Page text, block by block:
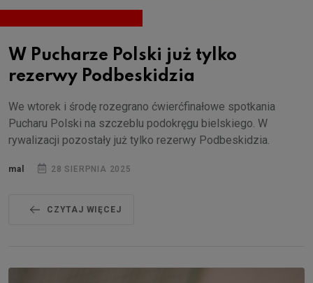
W Pucharze Polski już tylko
rezerwy Podbeskidzia
We wtorek i środę rozegrano ćwierćfinałowe spotkania
Pucharu Polski na szczeblu podokręgu bielskiego. W
rywalizacji pozostały już tylko rezerwy Podbeskidzia.
mal 28 SIERPNIA 2025
CZYTAJ WIĘCEJ